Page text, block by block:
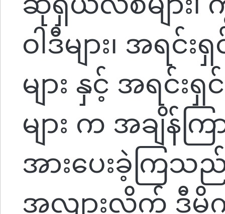
ဝါဒီများ၊ အရင်
များ နှင့် အရင်း
များ က အချိန်က
အားပေးခဲ့ကြသ
အလျားလိုက် ဒီမို